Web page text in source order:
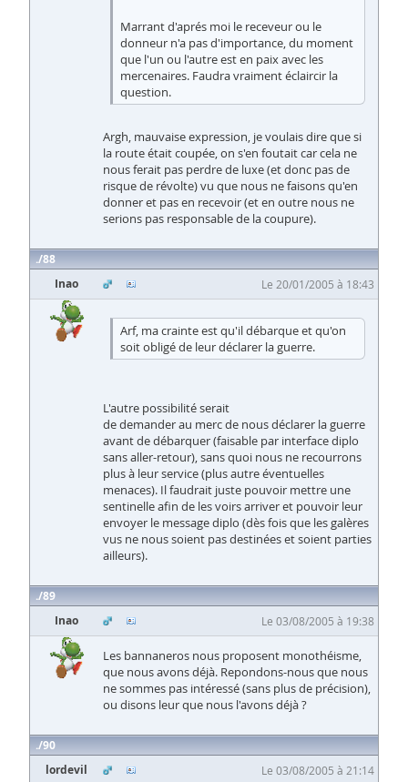
Marrant d'aprés moi le receveur ou le
donneur n'a pas d'importance, du moment
que l'un ou l'autre est en paix avec les
mercenaires. Faudra vraiment éclaircir la
question.
Argh, mauvaise expression, je voulais dire que si
la route était coupée, on s'en foutait car cela ne
nous ferait pas perdre de luxe (et donc pas de
risque de révolte) vu que nous ne faisons qu'en
donner et pas en recevoir (et en outre nous ne
serions pas responsable de la coupure).
88
Inao
Le 20/01/2005 à 18:43
Arf, ma crainte est qu'il débarque et qu'on
soit obligé de leur déclarer la guerre.
L'autre possibilité serait
de demander au merc de nous déclarer la guerre
avant de débarquer (faisable par interface diplo
sans aller-retour), sans quoi nous ne recourrons
plus à leur service (plus autre éventuelles
menaces). Il faudrait juste pouvoir mettre une
sentinelle afin de les voirs arriver et pouvoir leur
envoyer le message diplo (dès fois que les galères
vus ne nous soient pas destinées et soient parties
ailleurs).
89
Inao
Le 03/08/2005 à 19:38
Les bannaneros nous proposent monothéisme,
que nous avons déjà. Repondons-nous que nous
ne sommes pas intéressé (sans plus de précision),
ou disons leur que nous l'avons déjà ?
90
lordevil
Le 03/08/2005 à 21:14